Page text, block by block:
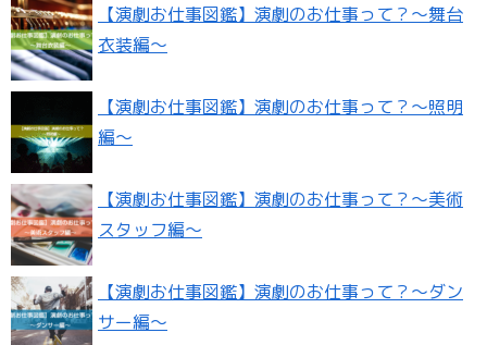
【演劇お仕事図鑑】演劇のお仕事って？〜舞台
衣装編〜
【演劇お仕事図鑑】演劇のお仕事って？〜照明
編〜
【演劇お仕事図鑑】演劇のお仕事って？〜美術
スタッフ編〜
【演劇お仕事図鑑】演劇のお仕事って？〜ダン
サー編〜